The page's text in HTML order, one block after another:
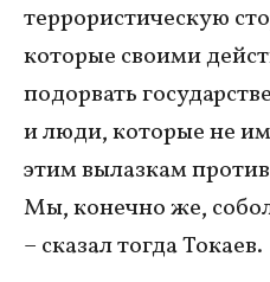
террористическую
которые своими
подорвать
и люди, которые не
этим вылазкам
Мы, конечно же,
– сказал тогда Токаев.